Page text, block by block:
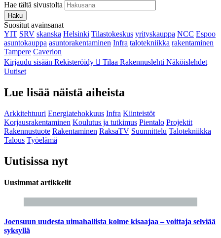
Hae tältä sivustolta
Haku
Suositut avainsanat
YIT SRV skanska Helsinki Tilastokeskus yrityskauppa NCC Espoo
asuntokauppa asuntorakentaminen Infra talotekniikka rakentaminen
Tampere Caverion
Kirjaudu sisään Rekisteröidy Tilaa Rakennuslehti Näköislehdet
Uutiset
Lue lisää näistä aiheista
Arkkitehtuuri Energiatehokkuus Infra Kiinteistöt
Korjausrakentaminen Koulutus ja tutkimus Pientalo Projektit
Rakennustuote Rakentaminen RaksaTV Suunnittelu Talotekniikka
Talous Työelämä
Uutisissa nyt
Uusimmat artikkelit
Joensuun uudesta uimahallista kolme kisaajaa – voittaja selviää
syksyllä